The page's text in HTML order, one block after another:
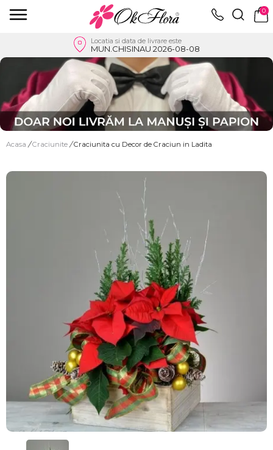
0
Locatia si data de livrare este
MUN.CHISINAU 2026-08-08
Acasa / Craciunite / Craciunita cu Decor de Craciun in Ladita